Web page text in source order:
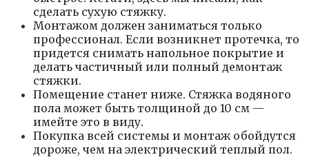
сделать сухую стяжку.
Монтажом должен заниматься только
профессионал. Если возникнет протечка, то
придется снимать напольное покрытие и
делать частичный или полный демонтаж
стяжки.
Помещение станет ниже. Стяжка водяного
пола может быть толщиной до 10 см —
имейте это в виду.
Покупка всей системы и монтаж обойдутся
дороже, чем на электрический теплый пол.